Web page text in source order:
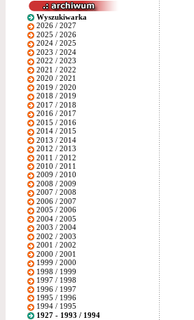
Wyszukiwarka
2026 / 2027
2025 / 2026
2024 / 2025
2023 / 2024
2022 / 2023
2021 / 2022
2020 / 2021
2019 / 2020
2018 / 2019
2017 / 2018
2016 / 2017
2015 / 2016
2014 / 2015
2013 / 2014
2012 / 2013
2011 / 2012
2010 / 2011
2009 / 2010
2008 / 2009
2007 / 2008
2006 / 2007
2005 / 2006
2004 / 2005
2003 / 2004
2002 / 2003
2001 / 2002
2000 / 2001
1999 / 2000
1998 / 1999
1997 / 1998
1996 / 1997
1995 / 1996
1994 / 1995
1927 - 1993 / 1994